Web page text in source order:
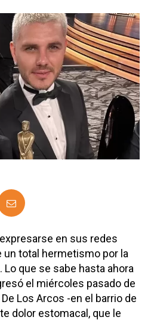
en sus redes
un total hermetismo por la
Lo que se sabe hasta ahora
el miércoles pasado de
Los Arcos -en el barrio de
dolor estomacal, que le